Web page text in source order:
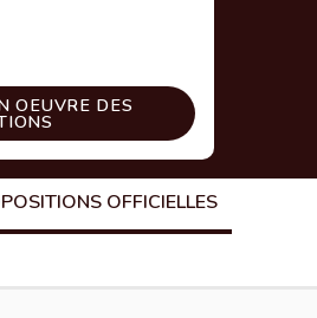
OEUVRE DES
OFFICIELLES